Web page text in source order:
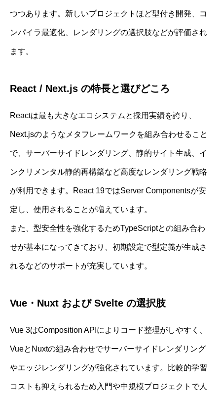
つつあります。新しいプロジェクトほど型付き開発、コ
ンパイラ最適化、レンダリングの選択肢などが評価され
ます。
React / Next.js の特長と選びどころ
Reactは最も大きなエコシステムと採用実績を誇り、
Next.jsのようなメタフレームワークを組み合わせること
で、サーバーサイドレンダリング、静的サイト生成、イ
ンクリメンタル静的再構築など高度なレンダリング戦略
が利用できます。React 19ではServer Componentsが安
定し、使用されることが増えています。
また、型安全性を強化するためTypeScriptとの組み合わ
せが基本になってきており、初期設定で型定義が生成さ
れるなどのサポートが充実しています。
Vue・Nuxt および Svelte の選択肢
Vue 3はComposition APIによりコード整理がしやすく、
VueとNuxtの組み合わせでサーバーサイドレンダリング
やエッジレンダリングが強化されています。比較的学習
コストも抑えられるため入門や中規模プロジェクトで人